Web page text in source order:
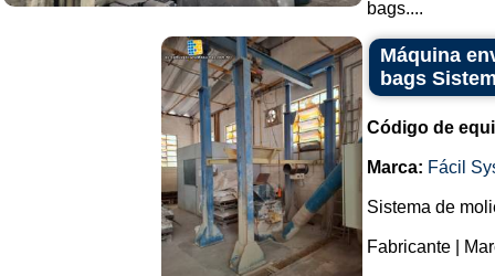
bags....
Máquina
bags
Código de
Marca: Fácil
Sistema de
Fabricante |